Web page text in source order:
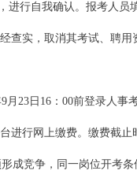
进行自我确认。报考人员
查实，取消其考试、聘用
23日16：00前登录人事
进行网上缴费。缴费截止
成竞争，同一岗位开考条